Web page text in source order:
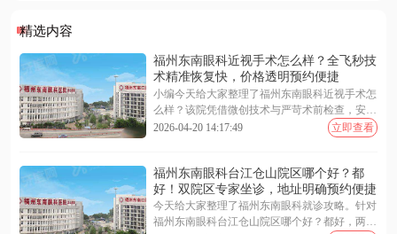
精选内容
福州东南眼科近视手术怎么样？全飞秒技
术精准恢复快，价格透明预约便捷
小编今天给大家整理了福州东南眼科近视手术怎
么样？该院凭借微创技术与严苛术前检查，安全
靠谱。福州东南眼科近视手术价格表显示，全飞
服、电话专线及现场登记，渠道便捷高效。无论
是技术优势、具体费用还是预约流程，文中均有
详尽解析。下面随小编一起来看看更多详细介绍
~
2026-04-20 14:17:49 立即查看
福州东南眼科台江仓山院区哪个好？都
好！双院区专家坐诊，地址明确预约便捷
今天给大家整理了福州东南眼科就诊攻略。针对
福州东南眼科台江仓山院区哪个好？都好，两院